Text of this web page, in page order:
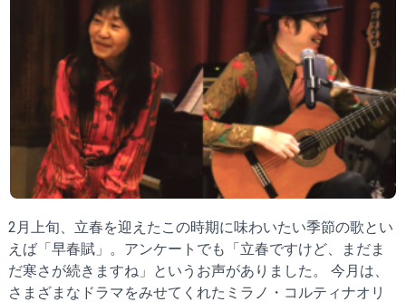
2月上旬、立春を迎えたこの時期に味わいたい季節の歌とい
えば「早春賦」。アンケートでも「立春ですけど、まだま
だ寒さが続きますね」というお声がありました。 今月は、
さまざまなドラマをみせてくれたミラノ・コルティナオリ